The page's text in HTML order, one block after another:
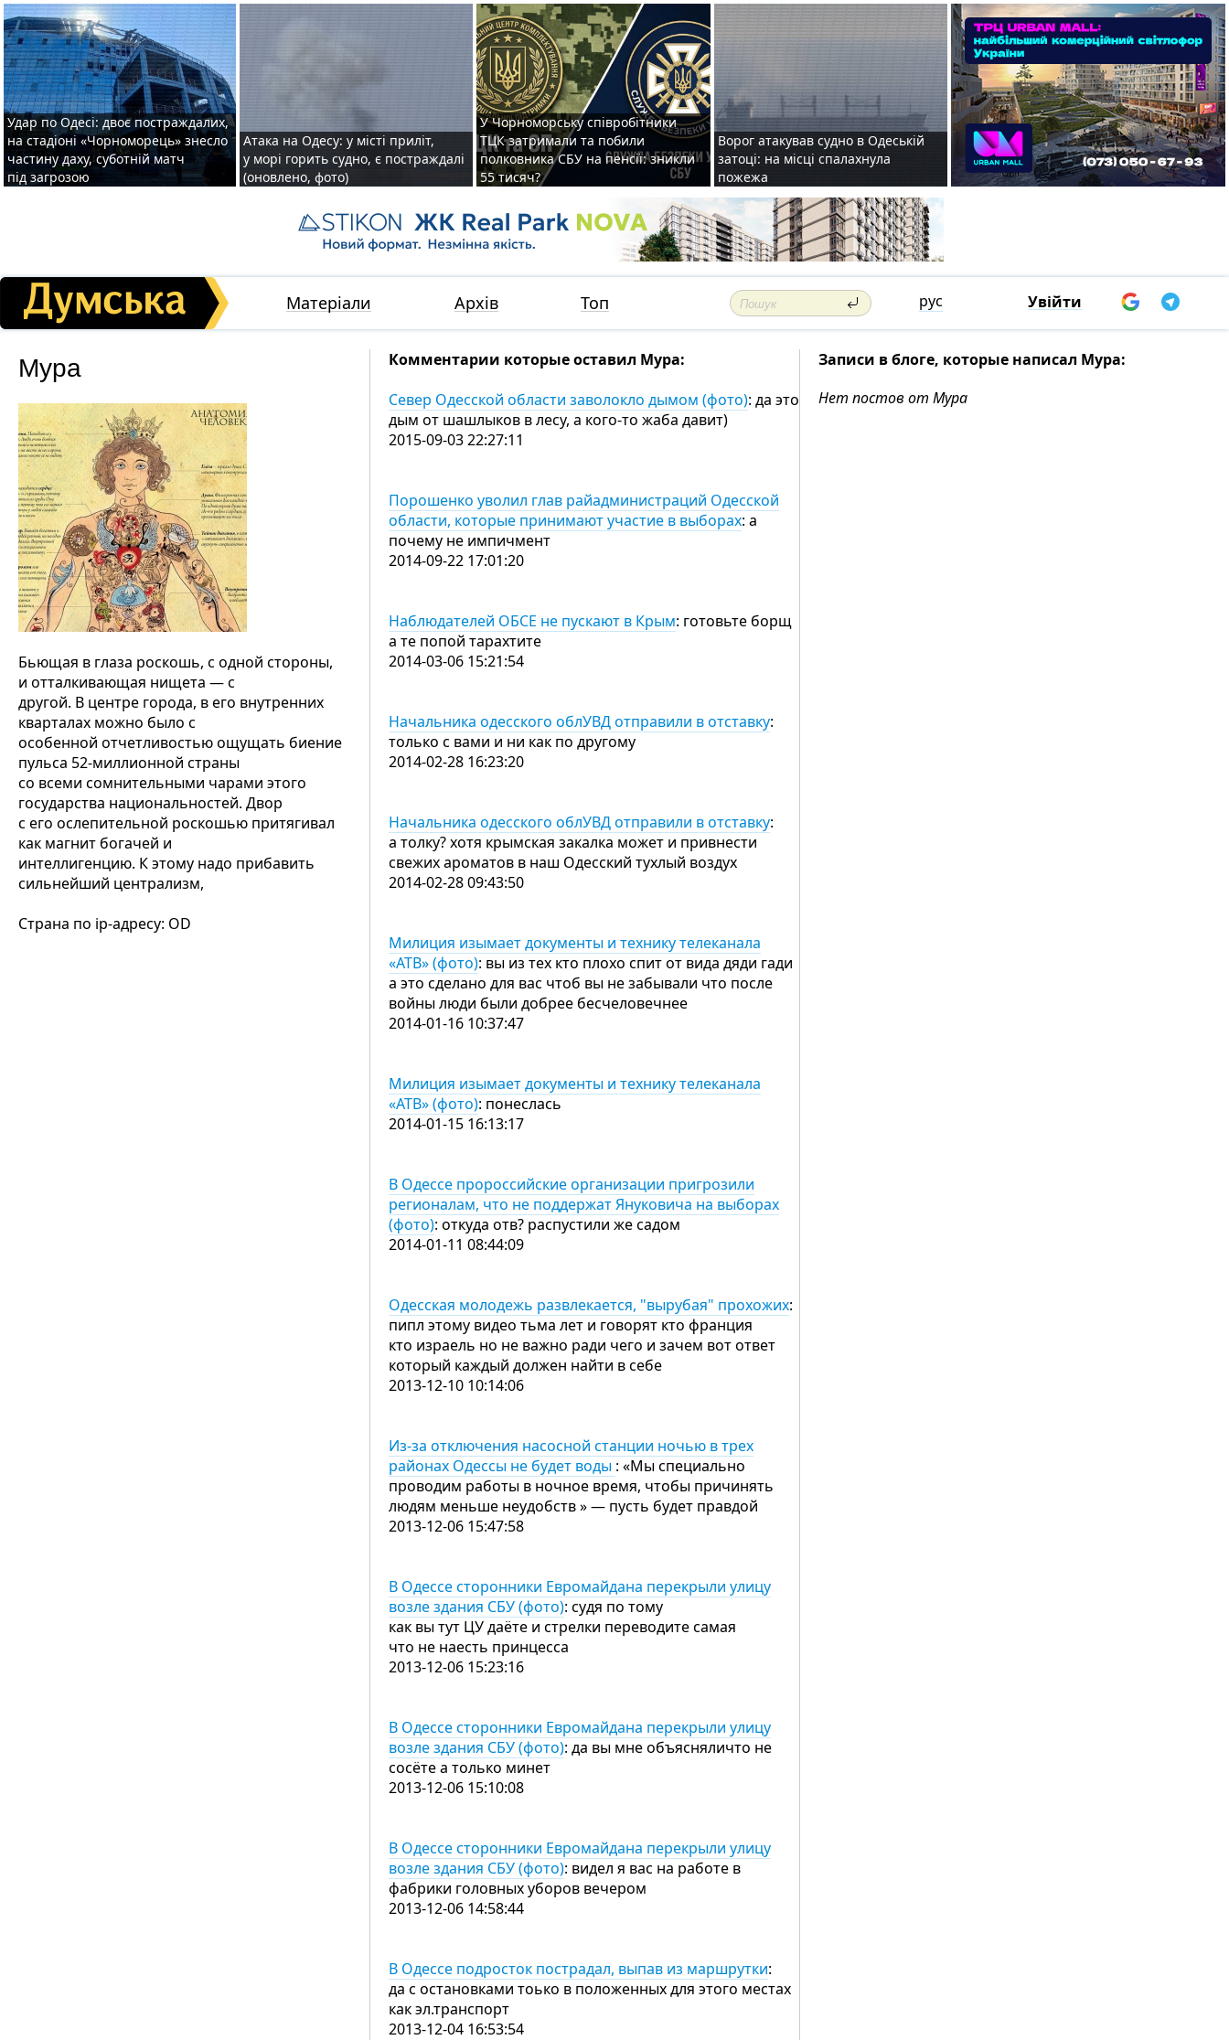
Удар по Одесі: двоє постраждалих,
на стадіоні «Чорноморець» знесло
частину даху, суботній матч
під загрозою
Атака на Одесу: у місті приліт,
у морі горить судно, є постраждалі
(оновлено, фото)
У Чорноморську співробітники
ТЦК затримали та побили
полковника СБУ на пенсії: зникли
55 тисяч?
Ворог атакував судно в Одеській
затоці: на місці спалахнула
пожежа
Матеріали Архів Топ рус Увійти
Мура
Бьющая в глаза роскошь, с одной стороны,
и отталкивающая нищета — с
другой. В центре города, в его внутренних
кварталах можно было с
особенной отчетливостью ощущать биение
пульса 52-миллионной страны
со всеми сомнительными чарами этого
государства национальностей. Двор
с его ослепительной роскошью притягивал
как магнит богачей и
интеллигенцию. К этому надо прибавить
сильнейший централизм,
Страна по ip-адресу: OD
Комментарии которые оставил Мура:
Север Одесской области заволокло дымом (фото): да это
дым от шашлыков в лесу, а кого-то жаба давит)
2015-09-03 22:27:11
Порошенко уволил глав райадминистраций Одесской
области, которые принимают участие в выборах: а
почему не импичмент
2014-09-22 17:01:20
Наблюдателей ОБСЕ не пускают в Крым: готовьте борщ
а те попой тарахтите
2014-03-06 15:21:54
Начальника одесского облУВД отправили в отставку:
только с вами и ни как по другому
2014-02-28 16:23:20
Начальника одесского облУВД отправили в отставку:
а толку? хотя крымская закалка может и привнести
свежих ароматов в наш Одесский тухлый воздух
2014-02-28 09:43:50
Милиция изымает документы и технику телеканала
«АТВ» (фото): вы из тех кто плохо спит от вида дяди гади
а это сделано для вас чтоб вы не забывали что после
войны люди были добрее бесчеловечнее
2014-01-16 10:37:47
Милиция изымает документы и технику телеканала
«АТВ» (фото): понеслась
2014-01-15 16:13:17
В Одессе пророссийские организации пригрозили
регионалам, что не поддержат Януковича на выборах
(фото): откуда отв? распустили же садом
2014-01-11 08:44:09
Одесская молодежь развлекается, "вырубая" прохожих:
пипл этому видео тьма лет и говорят кто франция
кто израель но не важно ради чего и зачем вот ответ
который каждый должен найти в себе
2013-12-10 10:14:06
Из-за отключения насосной станции ночью в трех
районах Одессы не будет воды : «Мы специально
проводим работы в ночное время, чтобы причинять
людям меньше неудобств » — пусть будет правдой
2013-12-06 15:47:58
В Одессе сторонники Евромайдана перекрыли улицу
возле здания СБУ (фото): судя по тому
как вы тут ЦУ даёте и стрелки переводите самая
что не наесть принцесса
2013-12-06 15:23:16
В Одессе сторонники Евромайдана перекрыли улицу
возле здания СБУ (фото): да вы мне объясняличто не
сосёте а только минет
2013-12-06 15:10:08
В Одессе сторонники Евромайдана перекрыли улицу
возле здания СБУ (фото): видел я вас на работе в
фабрики головных уборов вечером
2013-12-06 14:58:44
В Одессе подросток пострадал, выпав из маршрутки:
да с остановками тоько в положенных для этого местах
как эл.транспорт
2013-12-04 16:53:54
Записи в блоге, которые написал Мура:
Нет постов от Мура